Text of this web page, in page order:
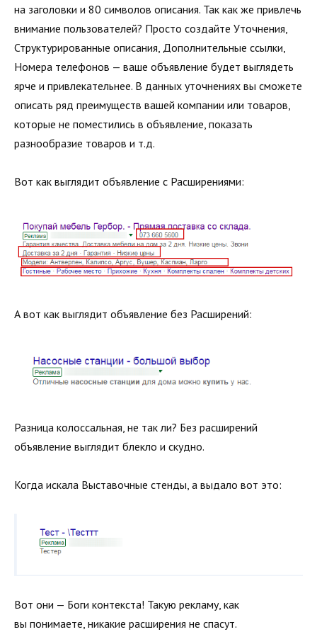
на заголовки и 80 символов описания. Так как же привлечь
внимание пользователей? Просто создайте Уточнения,
Структурированные описания, Дополнительные ссылки,
Номера телефонов — ваше объявление будет выглядеть
ярче и привлекательнее. В данных уточнениях вы сможете
описать ряд преимуществ вашей компании или товаров,
которые не поместились в объявление, показать
разнообразие товаров и т.д.
Вот как выглядит объявление с Расширениями:
А вот как выглядит объявление без Расширений:
Разница колоссальная, не так ли? Без расширений
объявление выглядит блекло и скудно.
Когда искала Выставочные стенды, а выдало вот это:
Вот они — Боги контекста! Такую рекламу, как
вы понимаете, никакие расширения не спасут.